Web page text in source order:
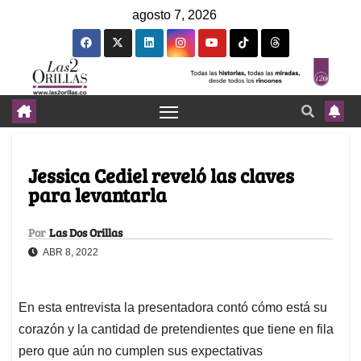
agosto 7, 2026
Jessica Cediel reveló las claves
para levantarla
Por Las Dos Orillas
ABR 8, 2022
En esta entrevista la presentadora contó cómo está su
corazón y la cantidad de pretendientes que tiene en fila
pero que aún no cumplen sus expectativas